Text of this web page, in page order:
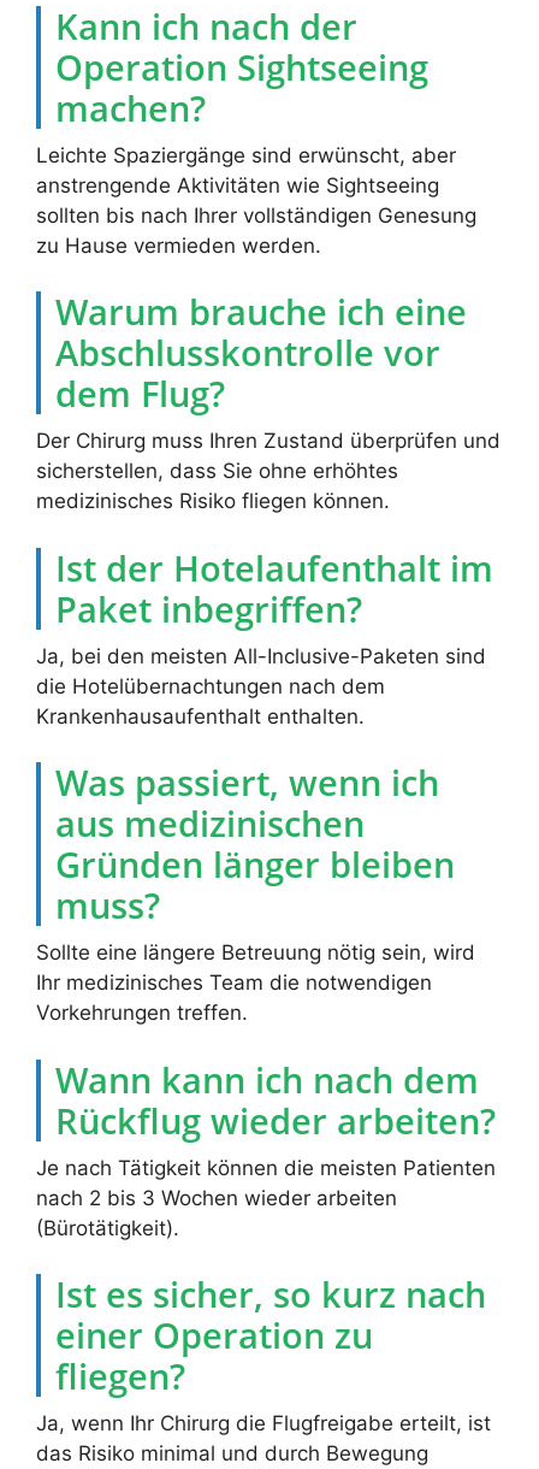
Kann ich nach der
Operation Sightseeing
machen?
Leichte Spaziergänge sind erwünscht, aber
anstrengende Aktivitäten wie Sightseeing
sollten bis nach Ihrer vollständigen Genesung
zu Hause vermieden werden.
Warum brauche ich eine
Abschlusskontrolle vor
dem Flug?
Der Chirurg muss Ihren Zustand überprüfen und
sicherstellen, dass Sie ohne erhöhtes
medizinisches Risiko fliegen können.
Ist der Hotelaufenthalt im
Paket inbegriffen?
Ja, bei den meisten All-Inclusive-Paketen sind
die Hotelübernachtungen nach dem
Krankenhausaufenthalt enthalten.
Was passiert, wenn ich
aus medizinischen
Gründen länger bleiben
muss?
Sollte eine längere Betreuung nötig sein, wird
Ihr medizinisches Team die notwendigen
Vorkehrungen treffen.
Wann kann ich nach dem
Rückflug wieder arbeiten?
Je nach Tätigkeit können die meisten Patienten
nach 2 bis 3 Wochen wieder arbeiten
(Bürotätigkeit).
Ist es sicher, so kurz nach
einer Operation zu
fliegen?
Ja, wenn Ihr Chirurg die Flugfreigabe erteilt, ist
das Risiko minimal und durch Bewegung